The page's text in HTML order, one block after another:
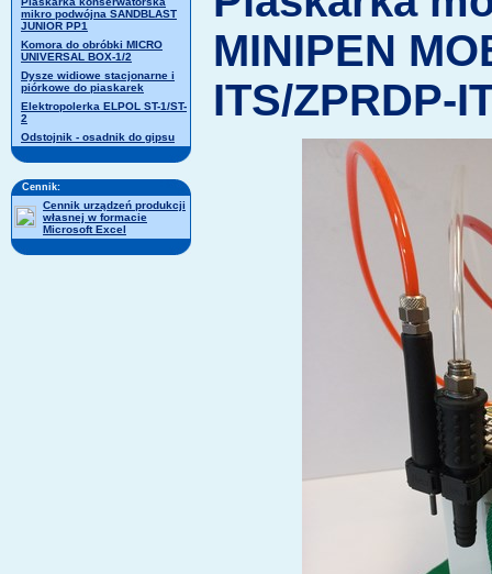
mikro podwójna SANDBLAST
JUNIOR PP1
Komora do obróbki MICRO
UNIVERSAL BOX-1/2
Dysze widiowe stacjonarne i
piórkowe do piaskarek
Elektropolerka ELPOL ST-1/ST-
2
Odstojnik - osadnik do gipsu
Cennik:
Cennik urządzeń produkcji
własnej w formacie
Microsoft Excel
MINIPEN
ITS/ZPRDP-